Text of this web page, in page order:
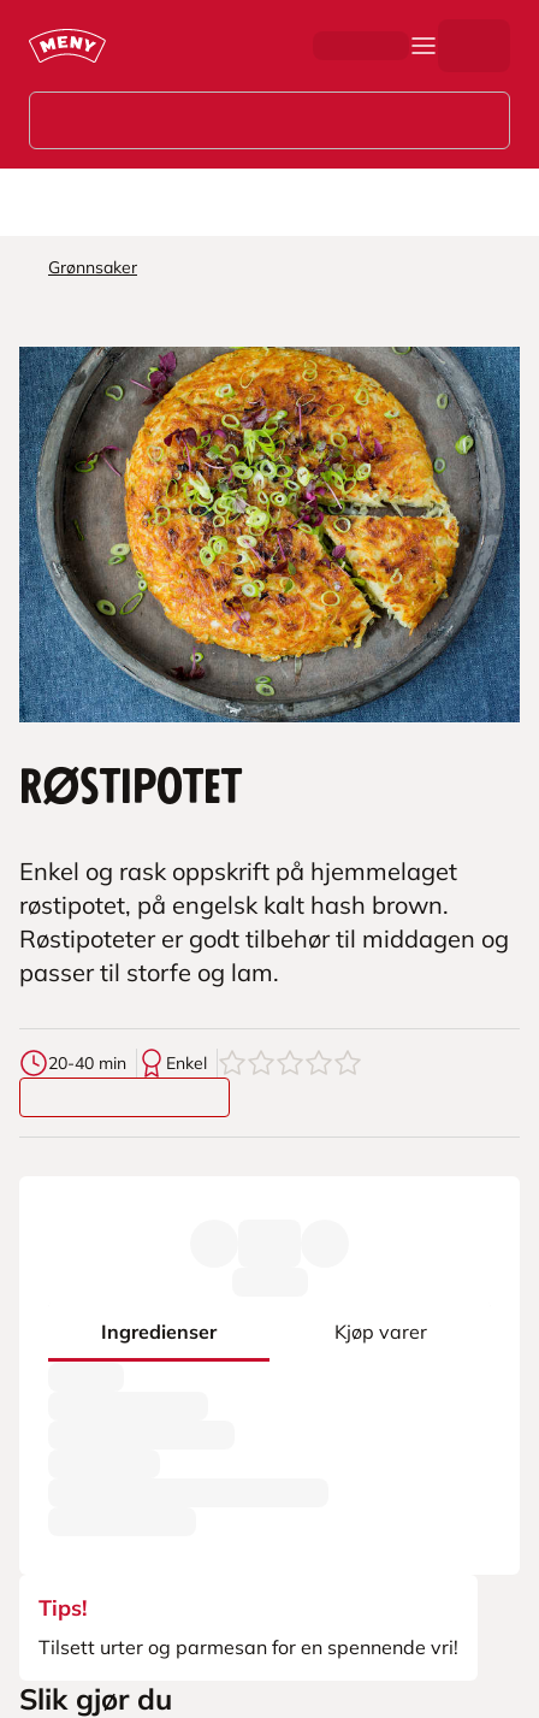
Grønnsaker
Røstipotet
Enkel og rask oppskrift på hjemmelaget
røstipotet, på engelsk kalt hash brown.
Røstipoteter er godt tilbehør til middagen og
passer til storfe og lam.
20-40 min Enkel 0av5stjerner
Ingredienser Kjøp varer
Tips!
Tilsett urter og parmesan for en spennende vri!
Slik gjør du